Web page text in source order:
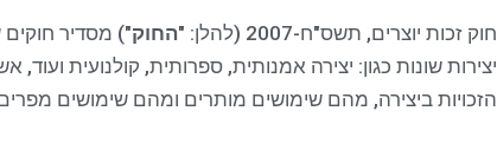
חוק זכות יוצרים, תשס"ח-2007 (להלן: " החוק") מסדיר חוקים
יצירות שונות כגון: יצירה אמנותית, ספרותית, קולנועית
הזכויות ביצירה, מהם שימושים מותרים ומהם שימושים מפרים